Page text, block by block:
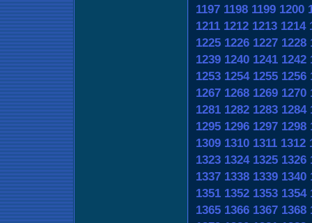
1197 1198 1199 1200
1211 1212 1213 1214
1225 1226 1227 1228
1239 1240 1241 1242
1253 1254 1255 1256
1267 1268 1269 1270
1281 1282 1283 1284
1295 1296 1297 1298
1309 1310 1311 1312
1323 1324 1325 1326
1337 1338 1339 1340
1351 1352 1353 1354
1365 1366 1367 1368